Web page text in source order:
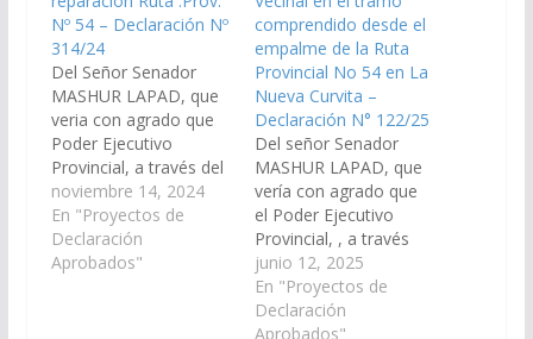
Nº 54 – Declaración Nº
314/24
Del Señor Senador
MASHUR LAPAD, que
veria con agrado que
Poder Ejecutivo
Provincial, a través del
Ministerio de
Infraestructura,
Dirección de Vialidad
Provincial, arbitren las
noviembre 14, 2024
En "Proyectos de
Declaración
Aprobados"
comprendido desde el
empalme de la Ruta
Provincial No 54 en La
Nueva Curvita –
Declaración N° 122/25
Del señor Senador
MASHUR LAPAD, que
vería con agrado que
el Poder Ejecutivo
Provincial, , a través
del Ministerio de
Infraestructura, firme
los convenios
correspondientes con
junio 12, 2025
En "Proyectos de
Declaración
Aprobados"